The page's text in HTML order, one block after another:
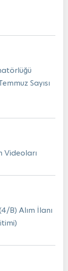
Sayısı
Videoları
B) Alım İlanı